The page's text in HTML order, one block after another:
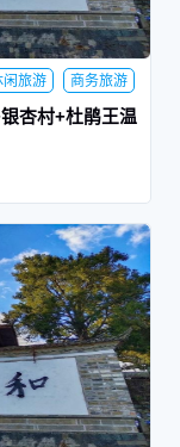
园、银杏村电瓶
闲旅游
商务旅游
杏村+杜鹃王温